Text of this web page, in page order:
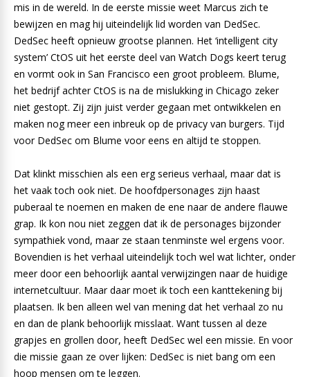
mis in de wereld. In de eerste missie weet Marcus zich te
bewijzen en mag hij uiteindelijk lid worden van DedSec.
DedSec heeft opnieuw grootse plannen. Het ‘intelligent city
system’ CtOS uit het eerste deel van Watch Dogs keert terug
en vormt ook in San Francisco een groot probleem. Blume,
het bedrijf achter CtOS is na de mislukking in Chicago zeker
niet gestopt. Zij zijn juist verder gegaan met ontwikkelen en
maken nog meer een inbreuk op de privacy van burgers. Tijd
voor DedSec om Blume voor eens en altijd te stoppen.
Dat klinkt misschien als een erg serieus verhaal, maar dat is
het vaak toch ook niet. De hoofdpersonages zijn haast
puberaal te noemen en maken de ene naar de andere flauwe
grap. Ik kon nou niet zeggen dat ik de personages bijzonder
sympathiek vond, maar ze staan tenminste wel ergens voor.
Bovendien is het verhaal uiteindelijk toch wel wat lichter, onder
meer door een behoorlijk aantal verwijzingen naar de huidige
internetcultuur. Maar daar moet ik toch een kanttekening bij
plaatsen. Ik ben alleen wel van mening dat het verhaal zo nu
en dan de plank behoorlijk misslaat. Want tussen al deze
grapjes en grollen door, heeft DedSec wel een missie. En voor
die missie gaan ze over lijken: DedSec is niet bang om een
hoop mensen om te leggen.